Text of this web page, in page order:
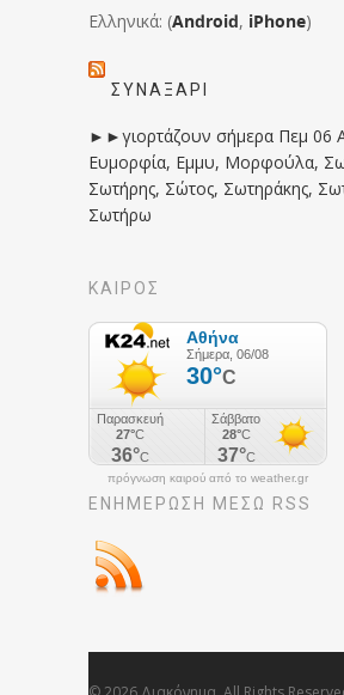
Ελληνικά: (Android, iPhone)
ΣΥΝΑΞΆΡΙ
►►γιορτάζουν σήμερα Πεμ 06
Ευμορφία, Εμμυ, Μορφούλα,
Σωτήρης, Σώτος, Σωτηράκης,
Σωτήρω
ΚΑΙΡΟΣ
πρόγνωση καιρού από το weather.gr
ΕΝΗΜΈΡΩΣΉ ΜΕΣΩ RSS